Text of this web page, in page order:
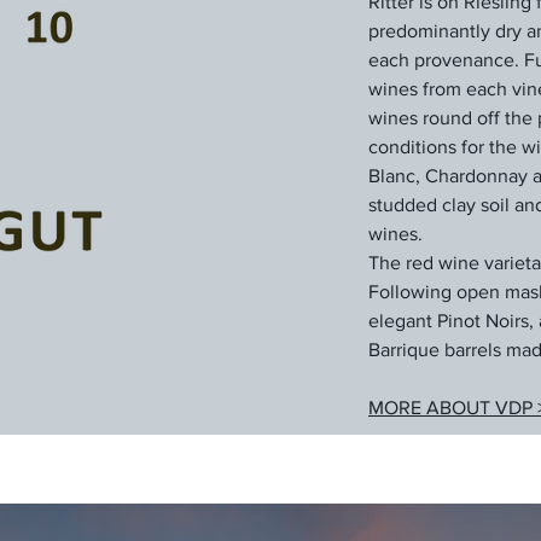
predominantly dry
each provenance.
wines from each
wines round off the
conditions for the
Blanc, Chardonnay
studded clay soil
wines.
The red wine
Following open
elegant Pinot Noirs,
Barrique barrels
MORE ABOUT VDP